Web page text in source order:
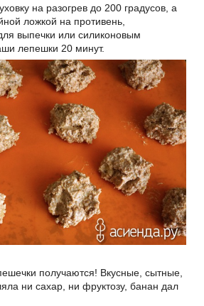
на разогрев до 200 градусов, а
ложкой на противень,
выпечки или силиконовым
лепешки 20 минут.
получаются! Вкусные, сытные,
ни сахар, ни фруктозу, банан дал